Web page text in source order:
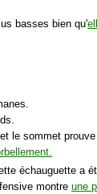
basses bien qu'
le sommet
échauguette a
montreune